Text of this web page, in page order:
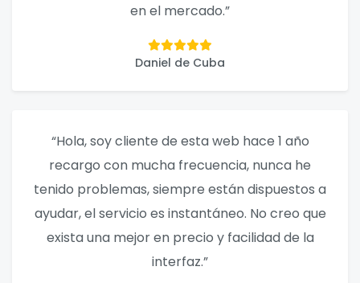
en el mercado.”
Daniel de Cuba
“Hola, soy cliente de esta web hace 1 año
recargo con mucha frecuencia, nunca he
tenido problemas, siempre están dispuestos a
ayudar, el servicio es instantáneo. No creo que
exista una mejor en precio y facilidad de la
interfaz.”